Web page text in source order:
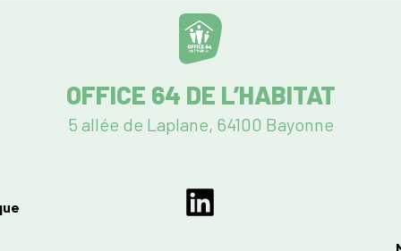
OFFICE 64 DE L’HABITAT
5 allée de Laplane, 64100 Bayonne